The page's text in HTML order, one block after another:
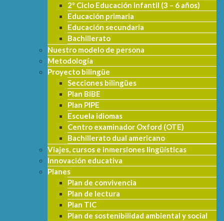
2º Ciclo Educación infantil (3 – 6 años)
Educación primaria
Educación secundaria
Bachillerato
Nuestro modelo de persona
Metodología
Proyecto bilingüe
Secciones bilingües
Plan BIBE
Plan PIPE
Escuela idiomas
Centro examinador Oxford (OTE)
Bachillerato dual americano
Viajes, cursos e inmersiones lingüísticas
Innovación educativa
Planes
Plan de convivencia
Plan de lectura
Plan TIC
Plan de sostenibilidad ambiental y social